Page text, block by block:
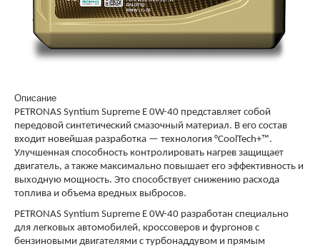
Описание
PETRONAS Syntium Supreme E 0W-40 представляет собой
передовой синтетический смазочный материал. В его состав
входит новейшая разработка — технология °CoolTech+™.
Улучшенная способность контролировать нагрев защищает
двигатель, а также максимально повышает его эффективность и
выходную мощность. Это способствует снижению расхода
топлива и объема вредных выбросов.
PETRONAS Syntium Supreme E 0W-40 разработан специально
для легковых автомобилей, кроссоверов и фургонов с
бензиновыми двигателями с турбонаддувом и прямым